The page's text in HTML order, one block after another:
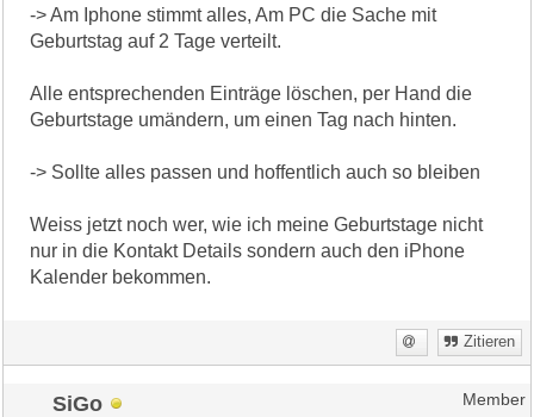
-> Am Iphone stimmt alles, Am PC die Sache mit
Geburtstag auf 2 Tage verteilt.
Alle entsprechenden Einträge löschen, per Hand die
Geburtstage umändern, um einen Tag nach hinten.
-> Sollte alles passen und hoffentlich auch so bleiben
Weiss jetzt noch wer, wie ich meine Geburtstage nicht
nur in die Kontakt Details sondern auch den iPhone
Kalender bekommen.
Zitieren
SiGo Member